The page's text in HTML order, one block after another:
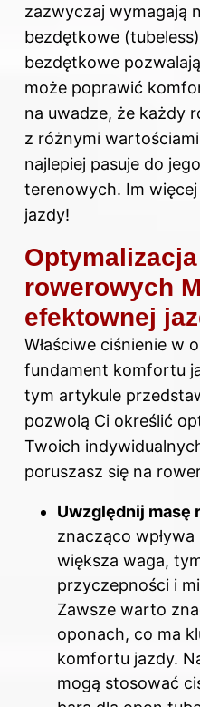
zazwyczaj wymagają
bezdętkowe
bezdętkowe
może poprawić
na uwadze, że każdy
z różnymi
najlepiej pasuje do
terenowych. Im
jazdy!
rowerowych
efektownej
Właściwe ciśnienie w
fundament komfortu
tym artykule
pozwolą Ci określić
Twoich
poruszasz się na
Uwzględnij masę
znacząco
większa waga,
przyczepności i
Zawsze warto
oponach, co ma
komfortu jazdy.
mogą stosować